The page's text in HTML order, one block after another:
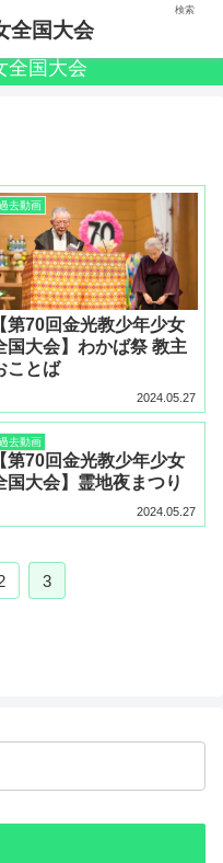
全国大会
去動画
【第70回金光教少年少女
国大会】わかば祭 教主
ことば
2024.05.27
去動画
【第70回金光教少年少女
国大会】霊地夜まつり
2024.05.27
3
全国大会
検索